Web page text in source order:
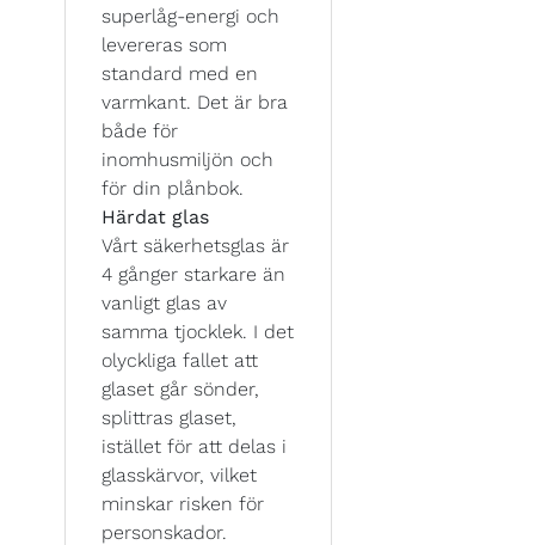
superlåg-energi och
levereras som
standard med en
varmkant. Det är bra
både för
inomhusmiljön och
för din plånbok.
Härdat glas
Vårt säkerhetsglas är
4 gånger starkare än
vanligt glas av
samma tjocklek. I det
olyckliga fallet att
glaset går sönder,
splittras glaset,
istället för att delas i
glasskärvor, vilket
minskar risken för
personskador.